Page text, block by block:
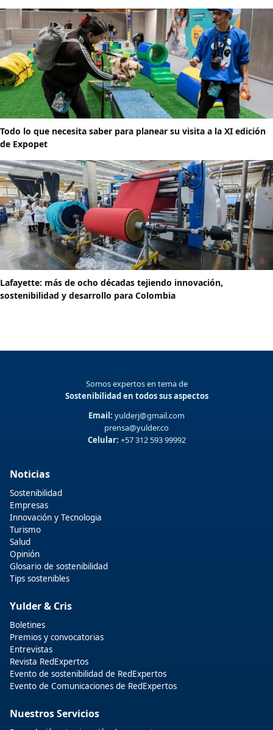
Todo lo que necesita saber para planear su visita a la XI edición
de Expopet
Lafayette: más de ocho décadas tejiendo innovación,
sostenibilidad y desarrollo para Colombia
Somos expertos en tema de
Sostenibilidad en todos sus aspectos
Email: yulderj@gmail.com
prensa@yulder.co
Celular: +57 312 593 99992
Noticias
Sostenibilidad
Empresas
Innovación y Tecnologia
Turismo
Salud
Opinión
Glosario de sostenibilidad
Tips sostenibles
Yulder & Cris
Boletines
Premios y convocatorias
Entrevistas
Revista RedExpertos
Evento de sostenibilidad de RedExpertos
Evento de Comunicaciones de RedExpertos
Nuestros Servicios